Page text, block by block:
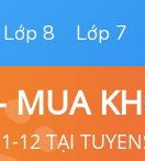
Lớp 8 Lớp 7
12 TẠI